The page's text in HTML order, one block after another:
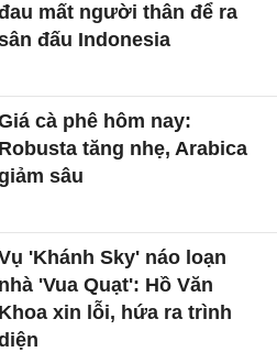
mất người thân để ra
đấu Indonesia
cà phê hôm nay:
Robusta tăng nhẹ, Arabica
sâu
'Khánh Sky' náo loạn
nhà 'Vua Quạt': Hồ Văn
Khoa xin lỗi, hứa ra trình